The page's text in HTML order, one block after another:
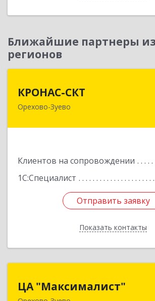
Ближайшие партнеры
регионов
КРОНАС-СКТ
Орехово-Зуево
Клиентов на сопровождении
1С:Специалист
Отправить заявку
Показать контакты
142600, Московская обл,
Отправить заявку
Назад
ЦА "Максималист"